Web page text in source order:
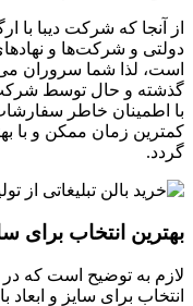
از آنجا که شرکت دیبا با
دولتی و شرکت‌ها و
است، لذا شما سروران می
گذشته و حال توسط شرکت
با اطمینان خاطر
کمترین زمان ممکن و با
گردد.
بهترین انتخاب برای
لازم به توضیح است که در
انتخاب برای سایز و